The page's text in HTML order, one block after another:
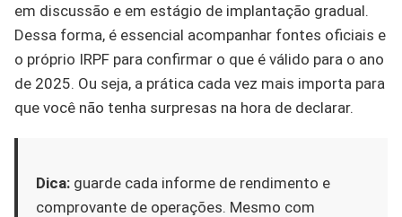
em discussão e em estágio de implantação gradual.
Dessa forma, é essencial acompanhar fontes oficiais e
o próprio IRPF para confirmar o que é válido para o ano
de 2025. Ou seja, a prática cada vez mais importa para
que você não tenha surpresas na hora de declarar.
Dica: guarde cada informe de rendimento e
comprovante de operações. Mesmo com